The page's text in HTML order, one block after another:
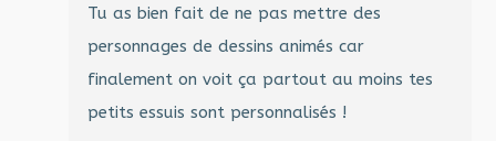
Tu as bien fait de ne pas mettre des
personnages de dessins animés car
finalement on voit ça partout au moins tes
petits essuis sont personnalisés !